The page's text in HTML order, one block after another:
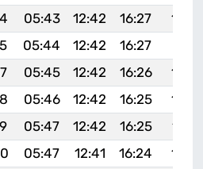
05:43 12:42 16:27
05:44 12:42 16:27
05:45 12:42 16:26
05:46 12:42 16:25
05:47 12:42 16:25
19:27
05:47 12:41 16:24